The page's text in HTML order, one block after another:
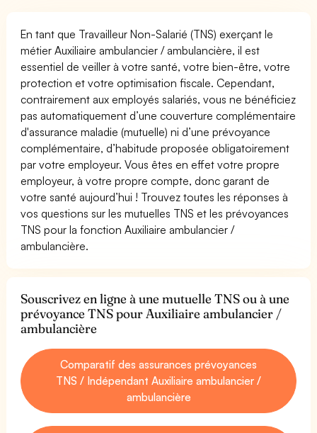
En tant que Travailleur Non-Salarié (TNS) exerçant le
métier Auxiliaire ambulancier / ambulancière, il est
essentiel de veiller à votre santé, votre bien-être, votre
protection et votre optimisation fiscale. Cependant,
contrairement aux employés salariés, vous ne bénéficiez
pas automatiquement d’une couverture complémentaire
d'assurance maladie (mutuelle) ni d’une prévoyance
complémentaire, d’habitude proposée obligatoirement
par votre employeur. Vous êtes en effet votre propre
employeur, à votre propre compte, donc garant de
votre santé aujourd’hui ! Trouvez toutes les réponses à
vos questions sur les mutuelles TNS et les prévoyances
TNS pour la fonction Auxiliaire ambulancier /
ambulancière.
Souscrivez en ligne à une mutuelle TNS ou à une
prévoyance TNS pour Auxiliaire ambulancier /
ambulancière
Comparatif des assurances prévoyances
TNS / Indépendant Auxiliaire ambulancier /
ambulancière